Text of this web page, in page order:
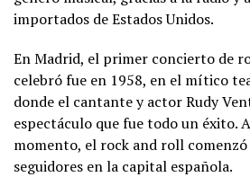
importados de Estados Unidos.
En Madrid, el primer concierto de
celebró fue en 1958, en el mítico
donde el cantante y actor Rudy
espectáculo que fue todo un éxito.
momento, el rock and roll comenzó
seguidores en la capital española.